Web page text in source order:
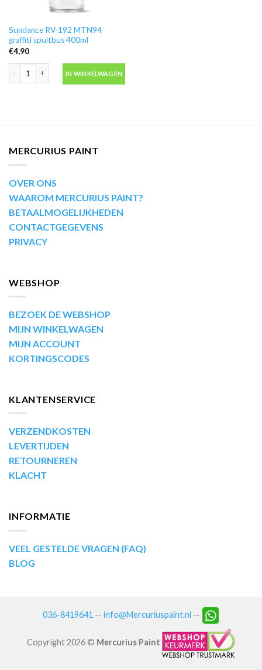
Sundance RV-192 MTN94
graffiti spuitbus 400ml
€4,90
IN WINKELWAGEN
MERCURIUS PAINT
OVER ONS
WAAROM MERCURIUS PAINT?
BETAALMOGELIJKHEDEN
CONTACTGEGEVENS
PRIVACY
WEBSHOP
BEZOEK DE WEBSHOP
MIJN WINKELWAGEN
MIJN ACCOUNT
KORTINGSCODES
KLANTENSERVICE
VERZENDKOSTEN
LEVERTIJDEN
RETOURNEREN
KLACHT
INFORMATIE
VEEL GESTELDE VRAGEN (FAQ)
BLOG
036-8419641 -- info@Mercuriuspaint.nl --
Copyright 2026 © Mercurius Paint